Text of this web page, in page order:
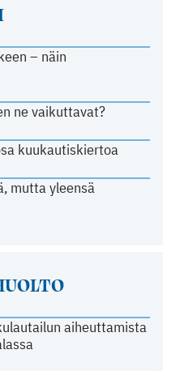
– näin
ne vaikuttavat?
kuukautiskiertoa
mutta yleensä
aiheuttamista